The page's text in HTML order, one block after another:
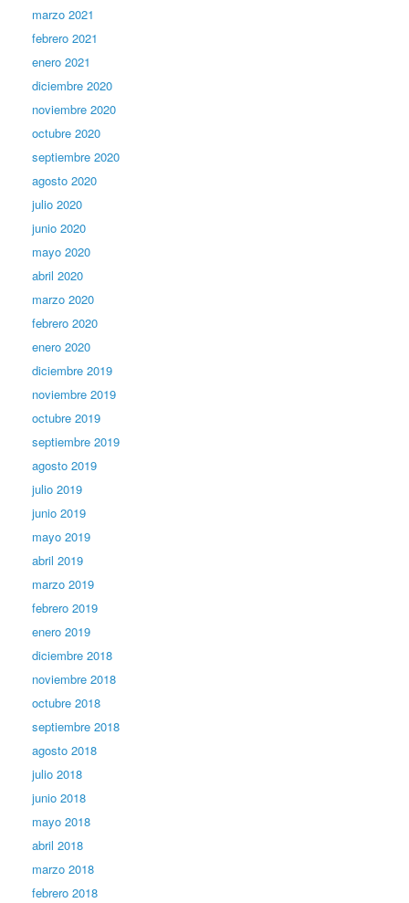
marzo 2021
febrero 2021
enero 2021
diciembre 2020
noviembre 2020
octubre 2020
septiembre 2020
agosto 2020
julio 2020
junio 2020
mayo 2020
abril 2020
marzo 2020
febrero 2020
enero 2020
diciembre 2019
noviembre 2019
octubre 2019
septiembre 2019
agosto 2019
julio 2019
junio 2019
mayo 2019
abril 2019
marzo 2019
febrero 2019
enero 2019
diciembre 2018
noviembre 2018
octubre 2018
septiembre 2018
agosto 2018
julio 2018
junio 2018
mayo 2018
abril 2018
marzo 2018
febrero 2018